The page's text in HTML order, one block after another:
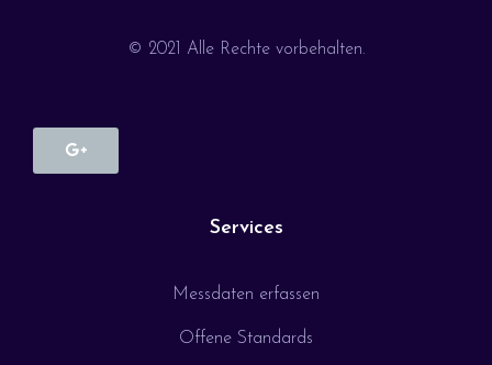
© 2021 Alle Rechte vorbehalten.
Services
Messdaten erfassen
Offene Standards